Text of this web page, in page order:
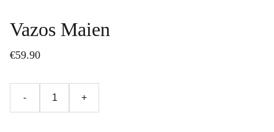
Vazos Maien
€59.90
- +